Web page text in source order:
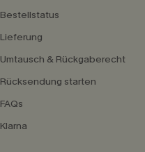
Bestellstatus
Lieferung
Umtausch & Rückgaberecht
Rücksendung starten
FAQs
Klarna